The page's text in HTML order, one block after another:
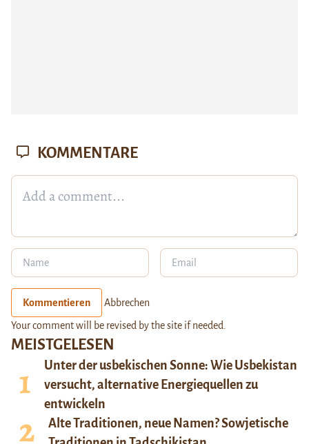
MEISTGELESEN
Unter der usbekischen Sonne: Wie Usbekistan
versucht, alternative Energiequellen zu
entwickeln
Alte Traditionen, neue Namen? Sowjetische
KOMMENTARE
Kommentieren Abbrechen
Your comment will be revised by the site if needed.